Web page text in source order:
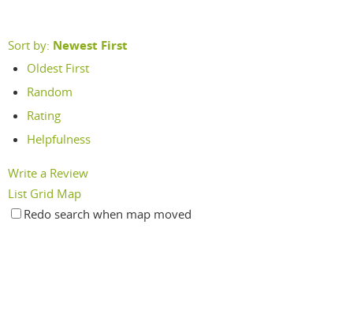
Sort by: Newest First
Oldest First
Random
Rating
Helpfulness
Write a Review
List Grid Map
Redo search when map moved